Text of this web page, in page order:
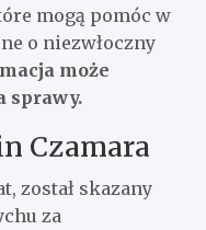
mogą pomóc w
o niezwłoczny
może
sprawy.
Czamara
został skazany
za